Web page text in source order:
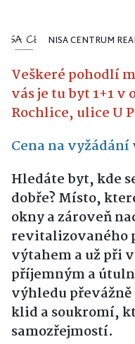
NISA CENTRUM
Veškeré pohodlí
vás je tu byt 1+1
Rochlice, ulice U
Cena na vyžádání
Hledáte byt, kde
dobře? Místo,
okny a zároveň
revitalizovaného
výtahem a už při
příjemným a
výhledu převážně
klid a soukromí,
samozřejmostí.